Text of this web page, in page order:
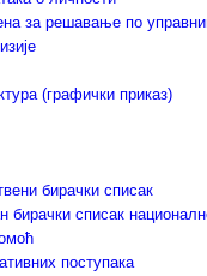
за решавање по
(графички приказ)
бирачки списак
бирачки списак
поступака